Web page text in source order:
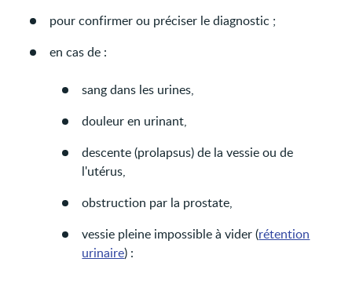
pour confirmer ou préciser le diagnostic ;
en cas de :
sang dans les urines,
douleur en urinant,
descente (prolapsus) de la vessie ou de
l'utérus,
obstruction par la prostate,
vessie pleine impossible à vider (rétention
urinaire) :